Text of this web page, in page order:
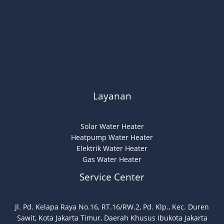
Layanan
Solar Water Heater
Heatpump Water Heater
Elektrik Water Heater
Gas Water Heater
Service Center
Jl. Pd. Kelapa Raya No.16, RT.16/RW.2, Pd. Klp., Kec. Duren
Sawit, Kota Jakarta Timur, Daerah Khusus Ibukota Jakarta